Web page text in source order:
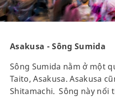
Asakusa - Sông Sumida
Sông Sumida nằm ở một
Taito, Asakusa. Asakusa
Shitamachi. Sông này nổi